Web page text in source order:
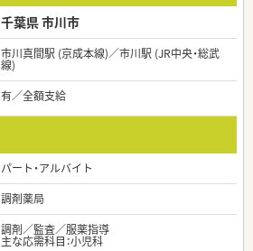
千葉県 市川市
市川真間駅 (京成本線)／市川駅 (JR中央・総武
線)
有／全額支給
パート・アルバイト
調剤薬局
調剤／監査／服薬指導
主な応需科目：小児科